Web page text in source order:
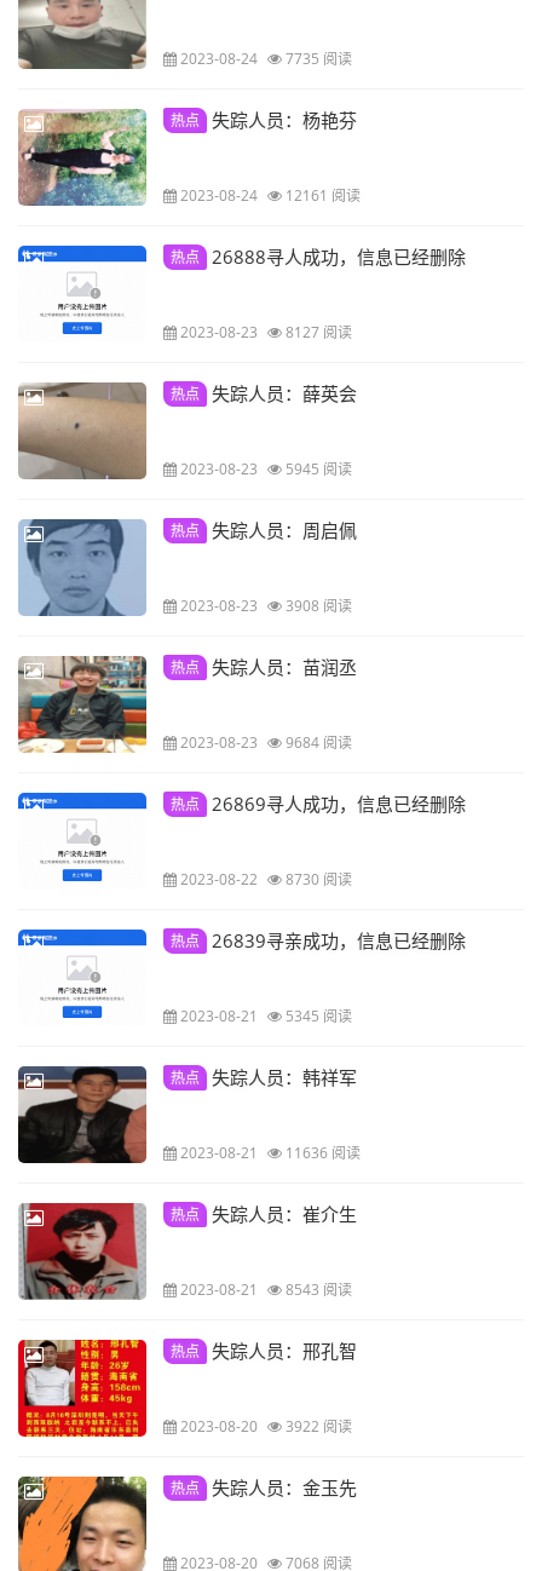
2023-08-24 7735 阅读
热点 失踪人员：杨艳芬
2023-08-24 12161 阅读
热点 26888寻人成功，信息已经删除
2023-08-23 8127 阅读
热点 失踪人员：薛英会
2023-08-23 5945 阅读
热点 失踪人员：周启佩
2023-08-23 3908 阅读
热点 失踪人员：苗润丞
2023-08-23 9684 阅读
热点 26869寻人成功，信息已经删除
2023-08-22 8730 阅读
热点 26839寻亲成功，信息已经删除
2023-08-21 5345 阅读
热点 失踪人员：韩祥军
2023-08-21 11636 阅读
热点 失踪人员：崔介生
2023-08-21 8543 阅读
热点 失踪人员：邢孔智
2023-08-20 3922 阅读
热点 失踪人员：金玉先
2023-08-20 7068 阅读